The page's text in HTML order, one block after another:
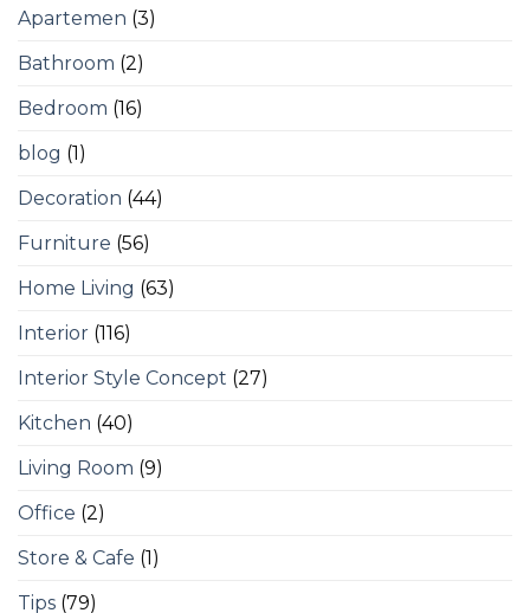
Apartemen (3)
Bathroom (2)
Bedroom (16)
blog (1)
Decoration (44)
Furniture (56)
Home Living (63)
Interior (116)
Interior Style Concept (27)
Kitchen (40)
Living Room (9)
Office (2)
Store & Cafe (1)
Tips (79)